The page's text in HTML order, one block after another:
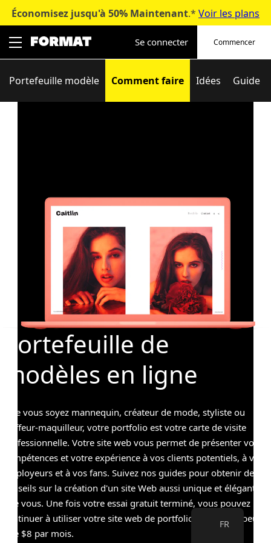
content
Économisez jusqu'à 50% Maintenant.* Voir les plans
Se connecter Commencer
Portefeuille modèle Comment faire Idées Guide
Portefeuille de
modèles en ligne
Que vous soyez mannequin, créateur de mode, styliste ou
coiffeur-maquilleur, votre portfolio est votre carte de visite
professionnelle. Votre site web vous permet de présenter vos
compétences et votre expérience à vos clients potentiels, à vos
employeurs et à vos fans. Suivez nos guides pour obtenir des
conseils sur la création d'un site Web aussi unique et élégant
que vous. Une fois votre essai gratuit terminé, vous pouvez
continuer à utiliser votre site web de portfolio pour aussi peu
que $8 par mois.
FR